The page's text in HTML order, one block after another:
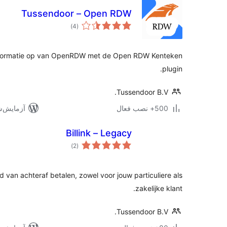
Tussendoor – Open RDW
(4 مجموع
امتیازها
)
op van OpenRDW met de Open RDW Kenteken
plugin.
Tussendoor B.V.
500+ نصب فعال
آزمایش‌شده
Billink – Legacy
(2 مجموع
امتیازها)
van achteraf betalen, zowel voor jouw particuliere als
zakelijke klant.
Tussendoor B.V.